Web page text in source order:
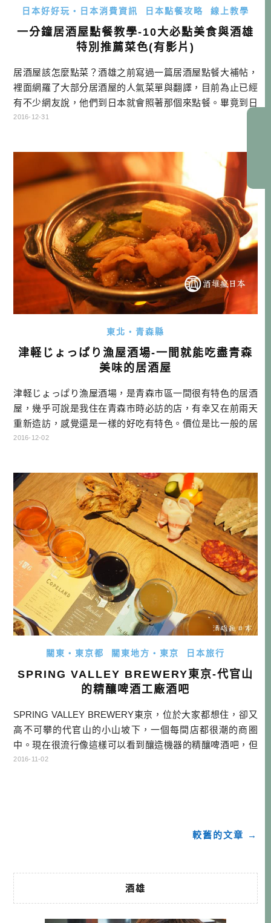
日本好好玩・日本消費資訊 日本點餐攻略 線上教學
一分鐘居酒屋點餐教學-10大必點美食與酒雄
特別推薦菜色(有影片)
居酒屋該怎麼點菜？酒雄之前寫過一篇居酒屋點餐大補帖，
裡面網羅了大部分居酒屋的人氣菜單與翻譯，目前為止已經
有不少網友說，他們到日本就會照著那個來點餐。畢竟到日
本旅行，沒到居酒屋吃一下，就沒有到日本玩的感覺！能幫
2016-12-31
東北・青森縣
津軽じょっぱり漁屋酒場-一間就能吃盡青森
美味的居酒屋
津軽じょっぱり漁屋酒場，是青森市區一間很有特色的居酒
屋，幾乎可說是我住在青森市時必訪的店，有幸又在前兩天
重新造訪，感覺還是一樣的好吃有特色。價位是比一般的居
酒屋高些，但可以在一間店裡，吃到全青森的在地食材所做
蒜頭、仙貝汁、莓煮、十和田牛等等，這裡通通可以吃到，
怪不得外面招牌上大大寫著，來這一間就 […]…
2016-12-02
關東・東京都 關東地方・東京 日本旅行
SPRING VALLEY BREWERY東京-代官山
的精釀啤酒工廠酒吧
SPRING VALLEY BREWERY東京，位於大家都想住，卻又
高不可攀的代官山的小山坡下，一個每間店都很潮的商圈
中。現在很流行像這樣可以看到釀造機器的精釀啤酒吧，但
這麼大規模的還是第一次看到。…
2016-11-02
較舊的文章 →
酒雄